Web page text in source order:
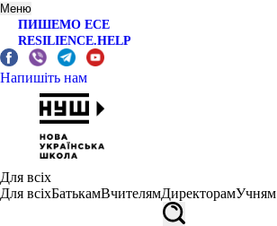
Меню
ПИШЕМО ЕСЕ
RESILIENCE.HELP
Напишіть нам
Для всіх
Для всіхБатькамВчителямДиректорамУчням